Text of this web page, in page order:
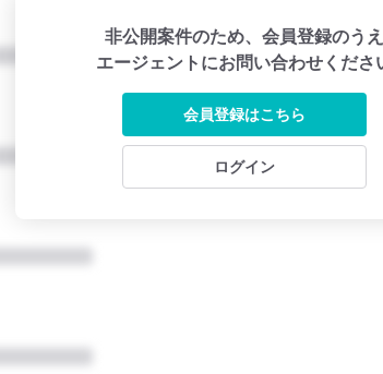
非公開案件のため、会員登録のうえ
エージェントにお問い合わせくださ
会員登録はこちら
ログイン